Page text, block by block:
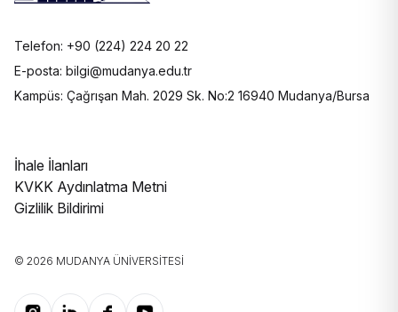
Telefon: +90 (224) 224 20 22
E-posta: bilgi@mudanya.edu.tr
Kampüs: Çağrışan Mah. 2029 Sk. No:2 16940 Mudanya/Bursa
İhale İlanları
KVKK Aydınlatma Metni
Gizlilik Bildirimi
© 2026 MUDANYA ÜNIVERSITESI